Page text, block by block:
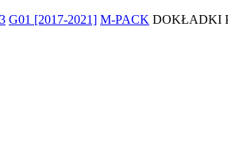
G01 [2017-2021] M-PACK DOKŁADKI